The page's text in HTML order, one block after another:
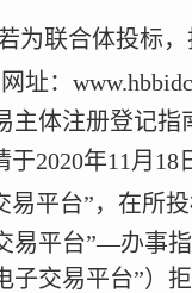
为联合体投标
址：
体注册登记指
于2020年11 月 18
易平台”，在所
易平台”—办事
子交易平台”）